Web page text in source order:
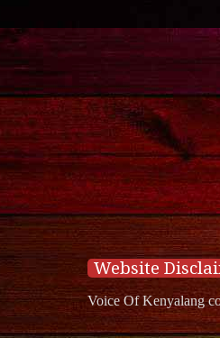
Website
Voice Of Kenyalang